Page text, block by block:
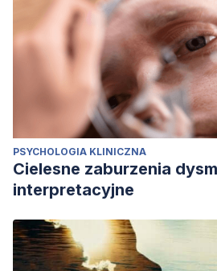
PSYCHOLOGIA KLINICZNA
Cielesne zaburzenia
interpretacyjne